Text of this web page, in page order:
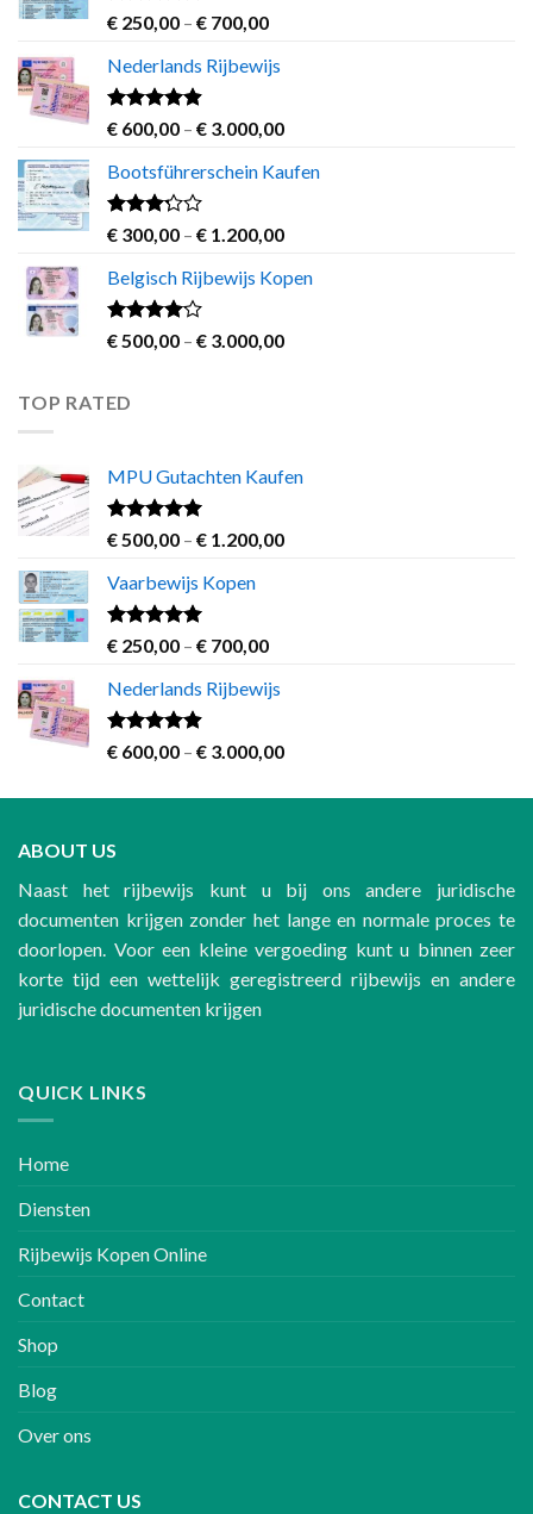
Rated4.63
out of 5
€ 250,00 – € 700,00Price
€ 250,00
€ 700,00
Nederlands Rijbewijs
Rated4.60
out of 5
€ 600,00 – € 3.000,00Price
€ 600,00
€ 3.000,00
Bootsführerschein Kaufen
Rated
out of
5
€ 300,00 – € 1.200,00Price
€ 300,00
€ 1.200,00
Belgisch Rijbewijs Kopen
Rated
out
€500,00 – € 3.000,00Price
TOP RATED
MPU Gutachten Kaufen
Rated5.00
out of 5
€500,00 – € 1.200,00Price
Vaarbewijs Kopen
Rated4.63
out of 5
€ 250,00 – € 700,00Price
€ 250,00
€ 700,00
Nederlands Rijbewijs
Rated4.60
out of 5
€ 600,00 – € 3.000,00Price
€ 600,00
ABOUT US
Naast het rijbewijs kunt u bij ons andere juridische
documenten krijgen zonder het lange en normale proces te
doorlopen. Voor een kleine vergoeding kunt u binnen zeer
korte tijd een wettelijk geregistreerd rijbewijs en andere
juridische documenten krijgen
QUICK LINKS
Home
Diensten
Rijbewijs Kopen Online
Contact
Shop
Blog
Over ons
CONTACT US